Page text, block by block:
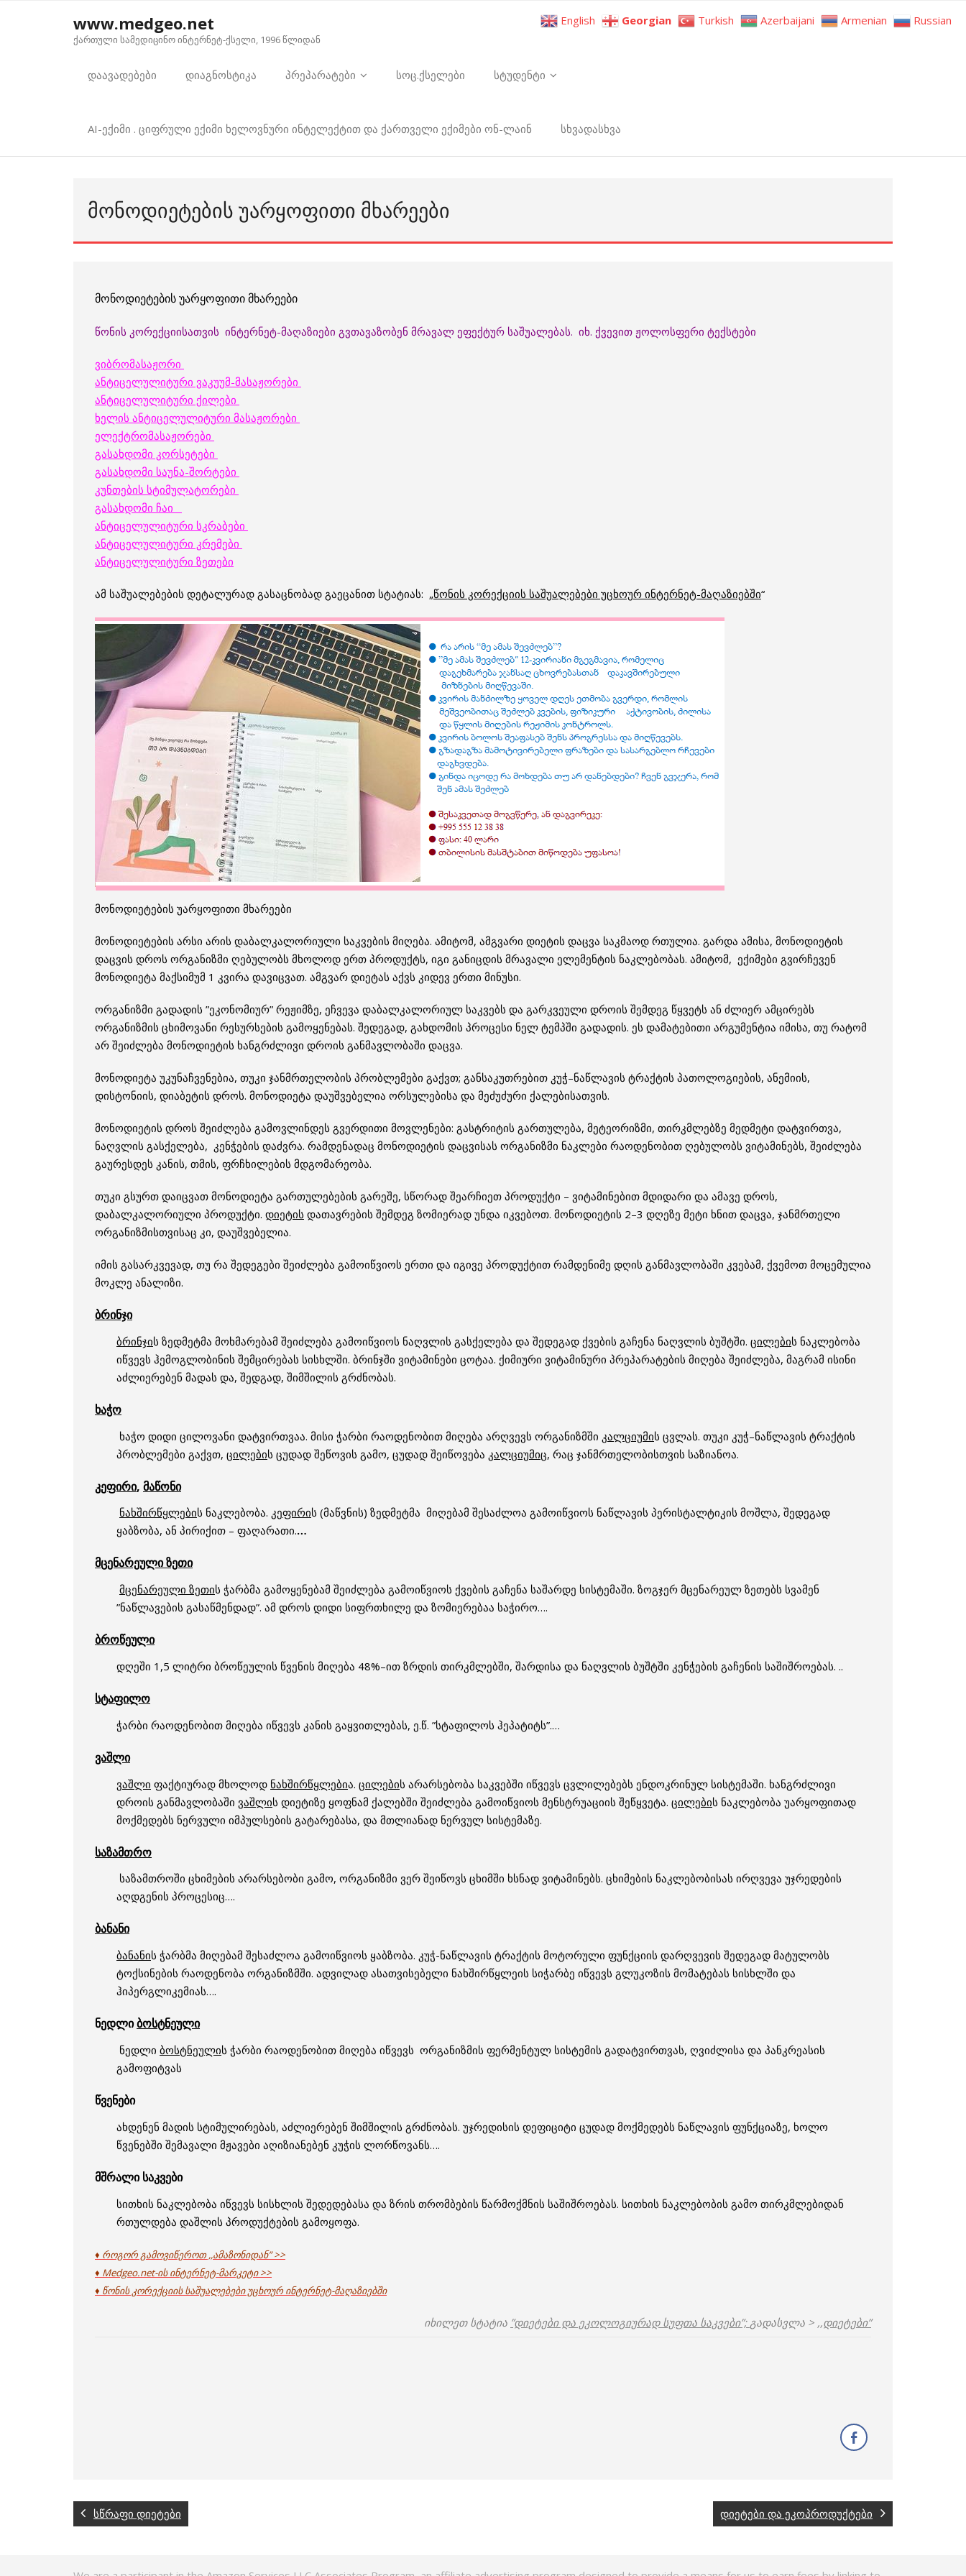
www.medgeo.net
ქართული სამედიცინო ინტერნეტ-ქსელი, 1996 წლიდან
დაავადებები დიაგნოსტიკა პრეპარატები სოც.ქსელები სტუდენტი
AI-ექიმი . ციფრული ექიმი ხელოვნური ინტელექტით და ქართველი ექიმები ონ-ლაინ სხვადასხვა
ᲛᲝᲜᲝᲓᲘᲔᲢᲔᲑᲘᲡ ᲣᲐᲠᲧᲝᲤᲘᲗᲘ ᲛᲮᲐᲠᲔᲔᲑᲘ
მონოდიეტების უარყოფითი მხარეები
წონის კორექციისათვის ინტერნეტ-მაღაზიები გვთავაზობენ მრავალ ეფექტურ საშუალებას. იხ. ქვევით ჟოლოსფერი ტექსტები
ვიბრომასაჟორი
ანტიცელულიტური ვაკუუმ-მასაჟორები
ანტიცელულიტური ქილები
ხელის ანტიცელულიტური მასაჟორები
ელექტრომასაჟორები
გასახდომი კორსეტები
გასახდომი საუნა-შორტები
კუნთების სტიმულატორები
გასახდომი ჩაი
ანტიცელულიტური სკრაბები
ანტიცელულიტური კრემები
ანტიცელულიტური ზეთები
ამ საშუალებების დეტალურად გასაცნობად გაეცანით სტატიას: „წონის კორექციის საშუალებები უცხოურ ინტერნეტ-მაღაზიებში“
მონოდიეტების უარყოფითი მხარეები
მონოდიეტების არსი არის დაბალკალორიული საკვების მიღება. ამიტომ, ამგვარი დიეტის დაცვა საკმაოდ რთულია. გარდა ამისა, მონოდიეტის
დაცვის დროს ორგანიზმი ღებულობს მხოლოდ ერთ პროდუქტს, იგი განიცდის მრავალი ელემენტის ნაკლებობას. ამიტომ, ექიმები გვირჩევენ
მონოდიეტა მაქსიმუმ 1 კვირა დავიცვათ. ამგვარ დიეტას აქვს კიდევ ერთი მინუსი.
ორგანიზმი გადადის ”ეკონომიურ” რეჟიმზე, ეჩვევა დაბალკალორიულ საკვებს და გარკვეული დროის შემდეგ წყვეტს ან ძლიერ ამცირებს
ორგანიზმის ცხიმოვანი რესურსების გამოყენებას. შედეგად, გახდომის პროცესი ნელ ტემპში გადადის. ეს დამატებითი არგუმენტია იმისა, თუ რატომ
არ შეიძლება მონოდიეტის ხანგრძლივი დროის განმავლობაში დაცვა.
მონოდიეტა უკუნაჩვენებია, თუკი ჯანმრთელობის პრობლემები გაქვთ; განსაკუთრებით კუჭ–ნაწლავის ტრაქტის პათოლოგიების, ანემიის,
დისტონიის, დიაბეტის დროს. მონოდიეტა დაუშვებელია ორსულებისა და მეძუძური ქალებისათვის.
მონოდიეტის დროს შეიძლება გამოვლინდეს გვერდითი მოვლენები: გასტრიტის გართულება, მეტეორიზმი, თირკმლებზე მედმეტი დატვირთვა,
ნაღვლის გასქელება, კენჭების დაძვრა. რამდენადაც მონოდიეტის დაცვისას ორგანიზმი ნაკლები რაოდენობით ღებულობს ვიტამინებს, შეიძლება
გაურესდეს კანის, თმის, ფრჩხილების მდგომარეობა.
თუკი გსურთ დაიცვათ მონოდიეტა გართულებების გარეშე, სწორად შეარჩიეთ პროდუქტი – ვიტამინებით მდიდარი და ამავე დროს,
დაბალკალორიული პროდუქტი. დიეტის დათავრების შემდეგ ზომიერად უნდა იკვებოთ. მონოდიეტის 2–3 დღეზე მეტი ხნით დაცვა, ჯანმრთელი
ორგანიზმისთვისაც კი, დაუშვებელია.
იმის გასარკვევად, თუ რა შედეგები შეიძლება გამოიწვიოს ერთი და იგივე პროდუქტით რამდენიმე დღის განმავლობაში კვებამ, ქვემოთ მოცემულია
მოკლე ანალიზი.
ბრინჯი
ბრინჯის ზედმეტმა მოხმარებამ შეიძლება გამოიწვიოს ნაღვლის გასქელება და შედეგად ქვების გაჩენა ნაღვლის ბუშტში. ცილების ნაკლებობა
იწვევს ჰემოგლობინის შემცირებას სისხლში. ბრინჯში ვიტამინები ცოტაა. ქიმიური ვიტამინური პრეპარატების მიღება შეიძლება, მაგრამ ისინი
აძლიერებენ მადას და, შედგად, შიმშილის გრძნობას.
ხაჭო
ხაჭო დიდი ცილოვანი დატვირთვაა. მისი ჭარბი რაოდენობით მიღება არღვევს ორგანიზმში კალციუმის ცვლას. თუკი კუჭ–ნაწლავის ტრაქტის
პრობლემები გაქვთ, ცილების ცუდად შეწოვის გამო, ცუდად შეიწოვება კალციუმიც, რაც ჯანმრთელობისთვის საზიანოა.
კეფირი, მაწონი
ნახშირწყლების ნაკლებობა. კეფირის (მაწვნის) ზედმეტმა მიღებამ შესაძლოა გამოიწვიოს ნაწლავის პერისტალტიკის მოშლა, შედეგად
ყაბზობა, ან პირიქით – ფაღარათი.…
მცენარეული ზეთი
მცენარეული ზეთის ჭარბმა გამოყენებამ შეიძლება გამოიწვიოს ქვების გაჩენა საშარდე სისტემაში. ზოგჯერ მცენარეულ ზეთებს სვამენ
”ნაწლავების გასაწმენდად”. ამ დროს დიდი სიფრთხილე და ზომიერებაა საჭირო….
ბროწეული
დღეში 1,5 ლიტრი ბროწეულის წვენის მიღება 48%–ით ზრდის თირკმლებში, შარდისა და ნაღვლის ბუშტში კენჭების გაჩენის საშიშროებას. ..
სტაფილო
ჭარბი რაოდენობით მიღება იწვევს კანის გაყვითლებას, ე.წ. ”სტაფილოს ჰეპატიტს”.…
ვაშლი
ვაშლი ფაქტიურად მხოლოდ ნახშირწყლებია. ცილების არარსებობა საკვებში იწვევს ცვლილებებს ენდოკრინულ სისტემაში. ხანგრძლივი
დროის განმავლობაში ვაშლის დიეტიზე ყოფნამ ქალებში შეიძლება გამოიწვიოს მენსტრუაციის შეწყვეტა. ცილების ნაკლებობა უარყოფითად
მოქმედებს ნერვული იმპულსების გატარებასა, და მთლიანად ნერვულ სისტემაზე.
საზამთრო
საზამთროში ცხიმების არარსებობი გამო, ორგანიზმი ვერ შეიწოვს ცხიმში ხსნად ვიტამინებს. ცხიმების ნაკლებობისას ირღვევა უჯრედების
აღდგენის პროცესიც….
ბანანი
ბანანის ჭარბმა მიღებამ შესაძლოა გამოიწვიოს ყაბზობა. კუჭ-ნაწლავის ტრაქტის მოტორული ფუნქციის დარღვევის შედეგად მატულობს
ტოქსინების რაოდენობა ორგანიზმში. ადვილად ასათვისებელი ნახშირწყლეის სიჭარბე იწვევს გლუკოზის მომატებას სისხლში და
ჰიპერგლიკემიას….
ნედლიბოსტნეული
ნედლი ბოსტნეულის ჭარბი რაოდენობით მიღება იწვევს ორგანიზმის ფერმენტულ სისტემის გადატვირთვას, ღვიძლისა და პანკრეასის
გამოფიტვას
წვენები
ახდენენ მადის სტიმულირებას, აძლიერებენ შიმშილის გრძნობას. უჯრედისის დეფიციტი ცუდად მოქმედებს ნაწლავის ფუნქციაზე, ხოლო
წვენებში შემავალი მჟავები აღიზიანებენ კუჭის ლორწოვანს….
მშრალი საკვები
სითხის ნაკლებობა იწვევს სისხლის შედედებასა და ზრის თრომბების წარმოქმნის საშიშროებას. სითხის ნაკლებობის გამო თირკმლებიდან
რთულდება დაშლის პროდუქტების გამოყოფა.
♦ როგორ გამოვიწეროთ ,,ამაზონიდან” >>
♦ Medgeo.net-ის ინტერნეტ-მარკეტი >>
♦ წონის კორექციის საშუალებები უცხოურ ინტერნეტ-მაღაზიებში
იხილეთ სტატია ”დიეტები და ეკოლოგიურად სუფთა საკვები”; გადასვლა > ,,დიეტები”
სწრაფი დიეტები დიეტები და ეკოპროდუქტები
English Georgian Turkish Azerbaijani Armenian Russian